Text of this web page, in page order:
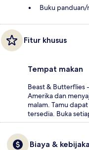
Buku
Fitur khusus
Tempat makan
Beast & Butterflies
Amerika dan
malam. Tamu
tersedia. Buka
Biaya &